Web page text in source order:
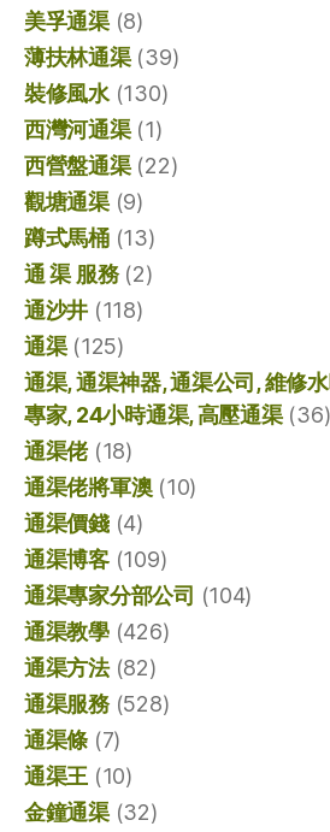
美孚通渠(8)
薄扶林通渠(39)
裝修風水(130)
西灣河通渠(1)
西營盤通渠(22)
觀塘通渠(9)
蹲式馬桶(13)
通 渠 服務(2)
通沙井 (118)
通渠(125)
通渠, 通渠神器, 通渠公司, 維修
專家, 24小時通渠, 高壓通渠(36)
通渠佬(18)
通渠佬將軍澳(10)
通渠價錢(4)
通渠博客(109)
通渠專家分部公司 (104)
通渠教學(426)
通渠方法(82)
通渠服務(528)
通渠條 (7)
通渠王 (10)
金鐘通渠(32)